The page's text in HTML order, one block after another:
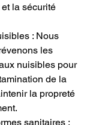
la sécurité
: Nous
les
nuisibles pour
de la
la propreté
sanitaires :